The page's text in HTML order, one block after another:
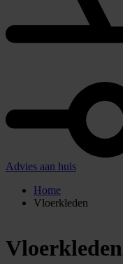
Advies aan huis
Home
Vloerkleden
Vloerkleden